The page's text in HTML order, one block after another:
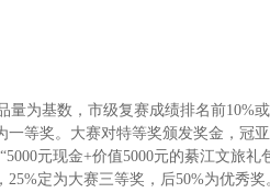
量为基数，市级复赛成绩排名前
等奖。大赛对特等奖颁发奖金，冠
元现金+价值5000元的綦江文旅
定为大赛三等奖，后50%为优秀